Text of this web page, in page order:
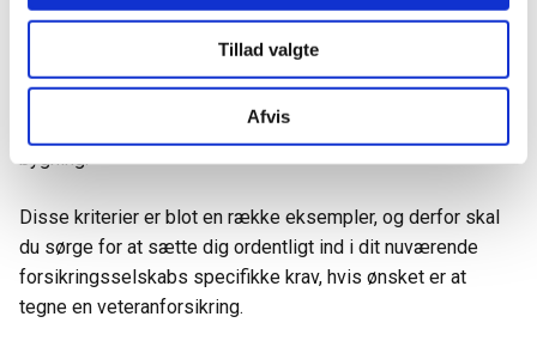
Tillad valgte
Afvis
Køretøjet skal samtidig være i original stand og kun blive
benyttet til hobbykørsel.
Derudover skal du være medlem af en veterankøretøjsklub,
og dit køretøj skal stå parkeret i en aflåst garage eller
Disse kriterier er blot en række eksempler, og derfor skal
du sørge for at sætte dig ordentligt ind i dit nuværende
forsikringsselskabs specifikke krav, hvis ønsket er at
tegne en veteranforsikring.